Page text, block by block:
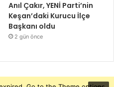
Anıl Çakır, YENİ Parti’nin
Keşan’daki Kurucu İlçe
Başkanı oldu
2 gün önce